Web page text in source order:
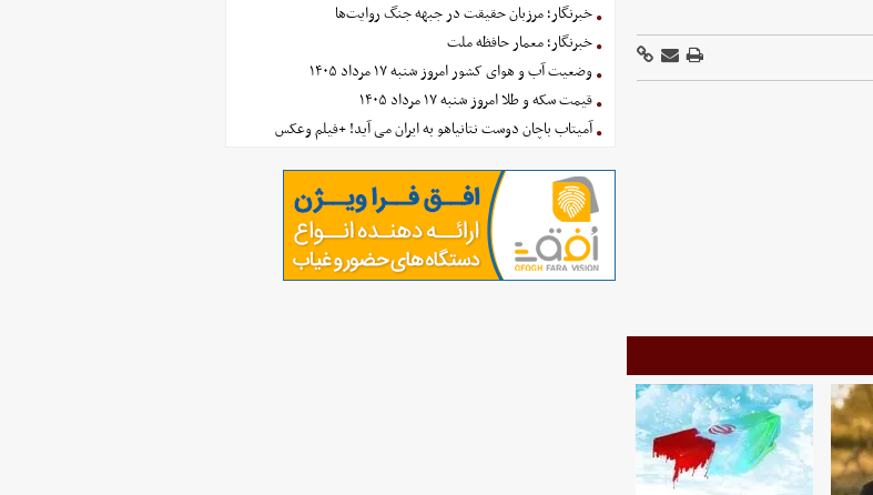
خبرنگار؛ مرزبان حقیقت در جبهه جنگ روایت‌ها
خبرنگار؛ معمار حافظه ملت
وضعیت آب و هوای کشور امروز شنبه ۱۷ مرداد ۱۴۰۵
قیمت سکه و طلا امروز شنبه ۱۷ مرداد ۱۴۰۵
آمیتاب باچان دوست نتانیاهو به ایران می آید! +فیلم وعکس